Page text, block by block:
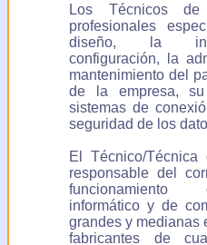
Los Técnicos de
profesionales
diseño, la
configuración, la
mantenimiento del
de la empresa,
sistemas de
seguridad de los
El Técnico/
responsable del
informático y de
grandes y medianas
fabricantes de